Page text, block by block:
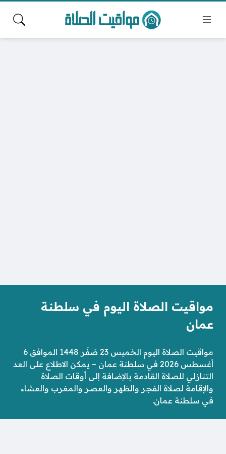
مواقيت الصلاة اليوم في سلطنة
عمان
مواقيت الصلاة اليوم الخميس 23 صَفَر 1448 الموافق 6
أغسطس 2026 في سلطنة عمان – يمكن الاطلاع على العد
التنازلي للصلاة القادمة بالإضافة إلى أوقات الصلاة
والإقامة لصلاة الفجر والظهر والعصر والمغرب والعشاء
في سلطنة عمان.